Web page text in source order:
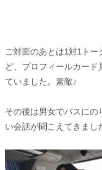
ご対面のあとは1対1ト
ど、プロフィールカード
ていました。素敵♪
その後は男女でバスにの
い会話が聞こえてきまし